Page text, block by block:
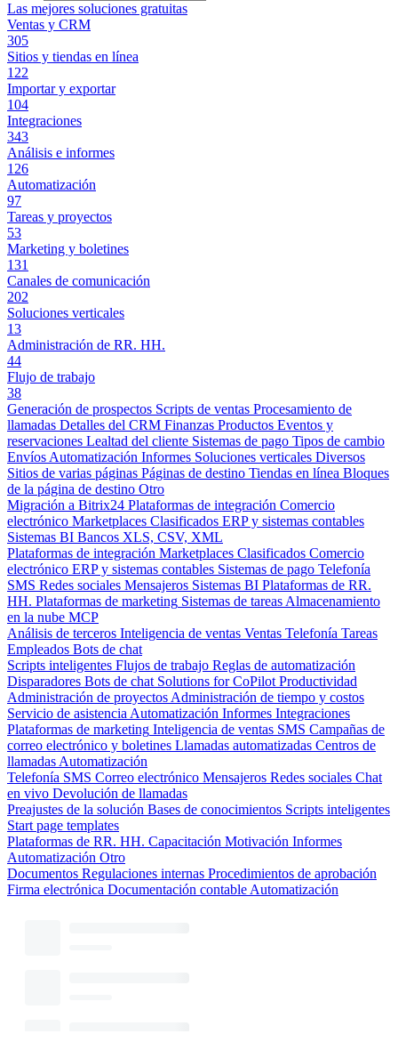
Las mejores soluciones gratuitas
Ventas y CRM
305
Sitios y tiendas en línea
122
Importar y exportar
104
Integraciones
343
Análisis e informes
126
Automatización
97
Tareas y proyectos
53
Marketing y boletines
131
Canales de comunicación
202
Soluciones verticales
13
Administración de RR. HH.
44
Flujo de trabajo
38
Generación de prospectos Scripts de ventas Procesamiento de
llamadas Detalles del CRM Finanzas Productos Eventos y
reservaciones Lealtad del cliente Sistemas de pago Tipos de cambio
Envíos Automatización Informes Soluciones verticales Diversos
Sitios de varias páginas Páginas de destino Tiendas en línea Bloques
de la página de destino Otro
Migración a Bitrix24 Plataformas de integración Comercio
electrónico Marketplaces Clasificados ERP y sistemas contables
Sistemas BI Bancos XLS, CSV, XML
Plataformas de integración Marketplaces Clasificados Comercio
electrónico ERP y sistemas contables Sistemas de pago Telefonía
SMS Redes sociales Mensajeros Sistemas BI Plataformas de RR.
HH. Plataformas de marketing Sistemas de tareas Almacenamiento
en la nube MCP
Análisis de terceros Inteligencia de ventas Ventas Telefonía Tareas
Empleados Bots de chat
Scripts inteligentes Flujos de trabajo Reglas de automatización
Disparadores Bots de chat Solutions for CoPilot Productividad
Administración de proyectos Administración de tiempo y costos
Servicio de asistencia Automatización Informes Integraciones
Plataformas de marketing Inteligencia de ventas SMS Campañas de
correo electrónico y boletines Llamadas automatizadas Centros de
llamadas Automatización
Telefonía SMS Correo electrónico Mensajeros Redes sociales Chat
en vivo Devolución de llamadas
Preajustes de la solución Bases de conocimientos Scripts inteligentes
Start page templates
Plataformas de RR. HH. Capacitación Motivación Informes
Automatización Otro
Documentos Regulaciones internas Procedimientos de aprobación
Firma electrónica Documentación contable Automatización